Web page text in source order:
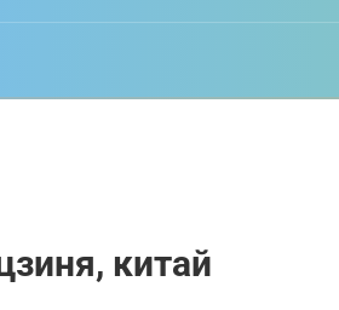
китай